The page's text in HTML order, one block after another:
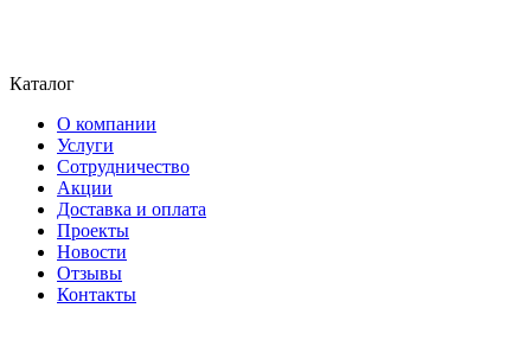
Каталог
О компании
Услуги
Сотрудничество
Акции
Доставка и оплата
Проекты
Новости
Отзывы
Контакты